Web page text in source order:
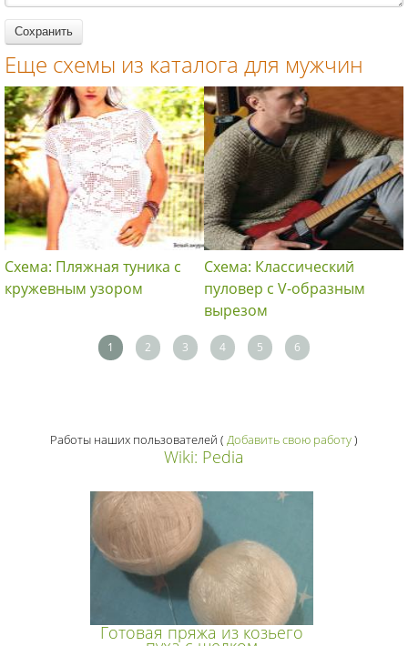
Еще схемы из каталога для мужчин
Схема: Пляжная туника с
кружевным узором
Схема: Классический
пуловер c V-образным
вырезом
1 2 3 4 5 6
Работы наших пользователей ( Добавить свою работу)
Wiki: Pedia
Готовая пряжа из козьего